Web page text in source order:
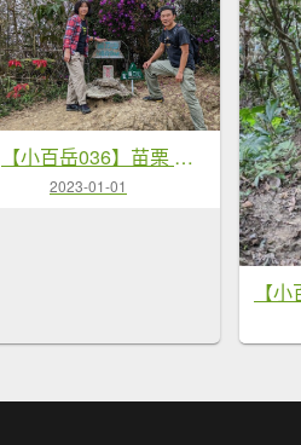
【小百岳036】苗栗 關刀山 順遊舊山線鐵道自行車
2023-01-01